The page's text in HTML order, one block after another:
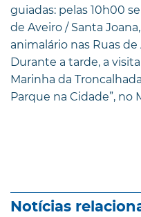
guiadas: pelas 10h00
de Aveiro / Santa
animalário nas Ruas
Durante a tarde, a
Marinha da
Parque na Cidade”, no
Notícias